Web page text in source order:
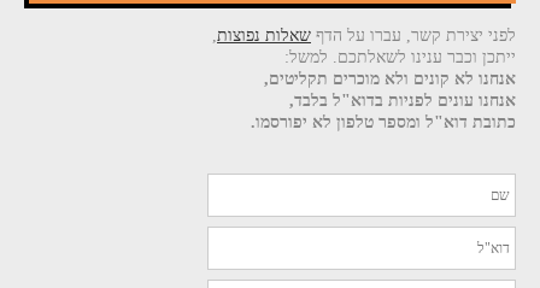
לפני יצירת קשר, עברו על הדף שאלות נפוצות,
ייתכן וכבר ענינו לשאלתכם. למשל:
אנחנו לא קונים ולא מוכרים תקליטים,
אנחנו עונים לפניות בדוא"ל בלבד,
כתובת דוא"ל ומספר טלפון לא יפורסמו.